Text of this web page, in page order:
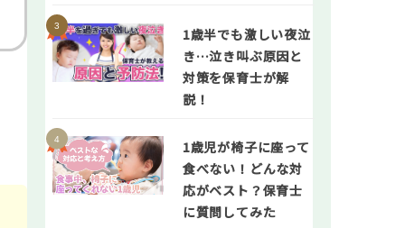
1歳半でも激しい夜泣
き…泣き叫ぶ原因と
対策を保育士が解
説！
1歳児が椅子に座って
食べない！どんな対
応がベスト？保育士
に質問してみた